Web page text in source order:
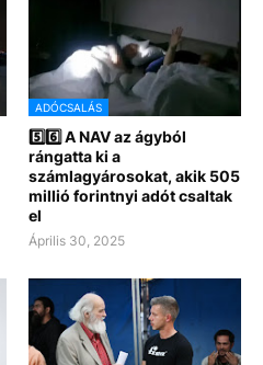
ADÓCSALÁS
5️⃣6️⃣ A NAV az ágyból
rángatta ki a
számlagyárosokat, akik 505
millió forintnyi adót csaltak
el
Április 30, 2025